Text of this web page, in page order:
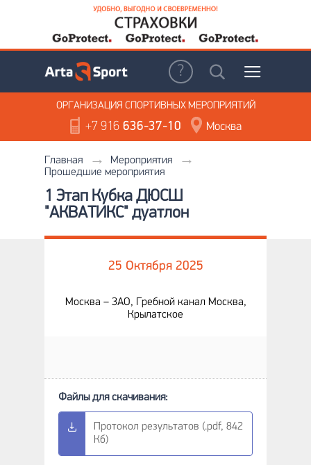
ОРГАНИЗАЦИЯ СПОРТИВНЫХ МЕРОПРИЯТИЙ
+7 916636-37-10 Москва
Главная
Мероприятия
Прошедшие мероприятия
1 Этап Кубка ДЮСШ
"АКВАТИКС" дуатлон
25 Октября 2025
Москва – ЗАО, Гребной канал Москва,
Крылатское
Протокол результатов (.pdf, 842
Кб)